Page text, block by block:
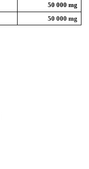
50 000 mg
50 000 mg